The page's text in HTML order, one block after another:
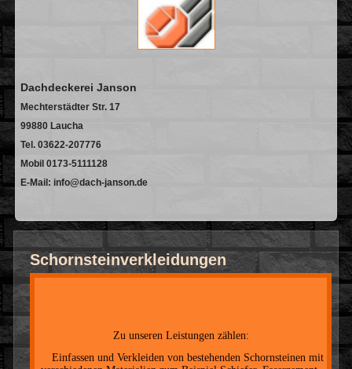
Dachdeckerei Janson
Mechterstädter Str. 17
99880 Laucha
Tel. 03622-207776
Mobil 0173-5111128
E-Mail: info@dach-janson.de
Schornsteinverkleidungen
Zu unseren Leistungen zählen:
· Einfassen und Verkleiden von bestehenden Schornsteinen mit